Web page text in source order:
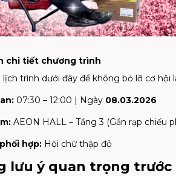
chi tiết chương trình
lịch trình dưới đây để không bỏ lỡ cơ
07:30 – 12:00 | Ngày 08.03.2026
AEON HALL – Tầng 3 (Gần rạp chiếu
hợp: Hội chữ thập đỏ
lưu ý quan trọng trước